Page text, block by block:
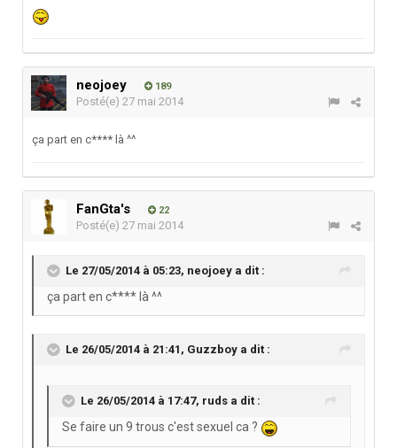
neojoey 189
Posté(e) 27 mai 2014
ça part en c**** là ^^
FanGta's 22
Posté(e) 27 mai 2014
Le 27/05/2014 à 05:23, neojoey a dit :
ça part en c**** là ^^
Le 26/05/2014 à 21:41, Guzzboy a dit :
Le 26/05/2014 à 17:47, ruds a dit :
Se faire un 9 trous c'est sexuel ca ?